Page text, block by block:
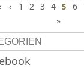
2014(8)
‹ 1 2 3 4 5 6
»